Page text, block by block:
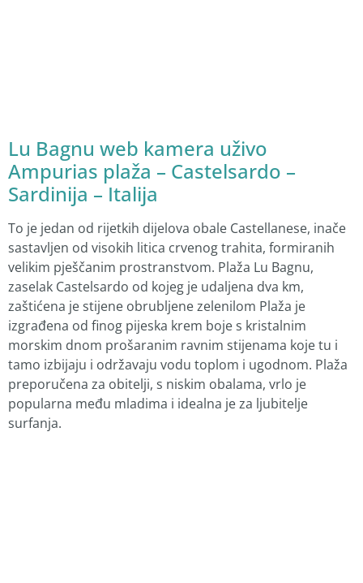
Lu Bagnu web kamera uživo
Ampurias plaža – Castelsardo –
Sardinija – Italija
To je jedan od rijetkih dijelova obale Castellanese, inače
sastavljen od visokih litica crvenog trahita, formiranih
velikim pješčanim prostranstvom. Plaža Lu Bagnu,
zaselak Castelsardo od kojeg je udaljena dva km,
zaštićena je stijene obrubljene zelenilom Plaža je
izgrađena od finog pijeska krem boje s kristalnim
morskim dnom prošaranim ravnim stijenama koje tu i
tamo izbijaju i održavaju vodu toplom i ugodnom. Plaža
preporučena za obitelji, s niskim obalama, vrlo je
popularna među mladima i idealna je za ljubitelje
surfanja.